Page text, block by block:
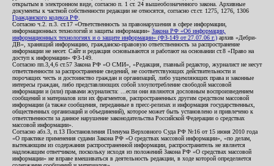
открытым в электронном виде, согласно п. 1 ст. 24 вышеобозначенного закона. Архивные
документы к частной собственности редакции не относятся, согласно ст.ст. 1275, 1276, 1306
Гражданского кодекса РФ
Согласно ч.2. п.3. ст.17 «Ответственность за правонарушения в сфере информации,
информационных технологий и защиты информации» Закона РФ «Об информации,
информационных технологиях и о защите информации» (ФЗ-149 от 27.07.06 г.) архив «Дебри-
ДВ», хранящий информацию, гражданско-правовую ответственность за распространение
информации не несет. Сайт и редакция основываются и работают на основании ст.8 «Право на
доступ к информации» ФЗ-149.
Согласно пп.3,4,6 ст.57 Закона РФ «О СМИ», «Редакция, главный редактор, журналист не несут
ответственности за распространение сведений, не соответствующих действительности и
порочащих честь и достоинство граждан и организаций, либо ущемляющих права и законные
интересы граждан, либо представляющих собой злоупотребление свободой массовой
информации и (или) правами журналиста: ...если они являются дословным воспроизведением
сообщений и материалов или их фрагментов, распространенных другим средством массовой
информации (а также сообщения, переданные в пресс-релизах и информация государственных,
общественных организаций и объединений), которое может быть установлено и привлечено к
ответственности за данное нарушение законодательства Российской Федерации о средствах
массовой информации».
Согласно абз.3, п.13 Постановления Пленума Верховного Суда РФ №16 от 15 июня 2010 года
«О практике применения судами Закона РФ «О средствах массовой информации», «по делам,
вытекающим из содержания распространенной информации, распространитель не является
надлежащим ответчиком, поскольку исходя из положений Закона РФ «О средствах массовой
информации» не вправе вмешиваться в деятельность редакции, в ходе которой определяется